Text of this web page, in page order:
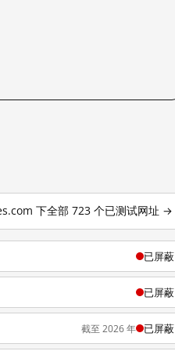
下全部 723 个已测试网址 →
已屏蔽
已屏蔽
截至 2026 年 已屏蔽